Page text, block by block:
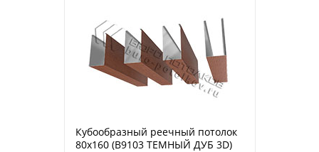
Кубообразный реечный потолок
80х160 (B9103 ТЕМНЫЙ ДУБ 3D)